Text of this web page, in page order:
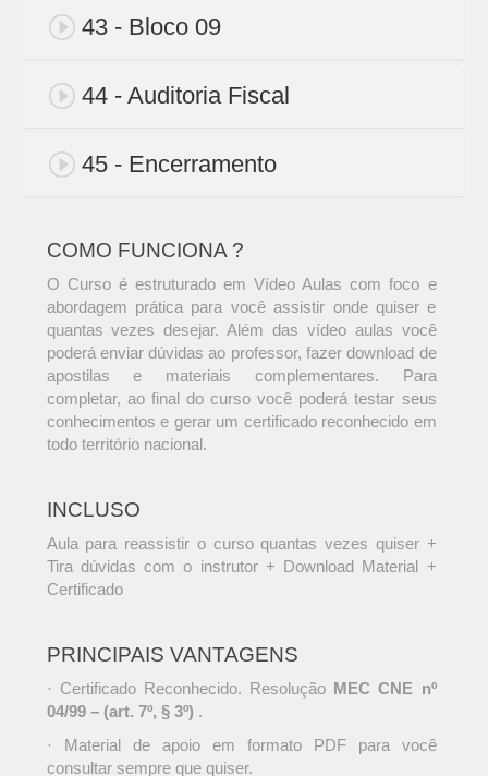
43 - Bloco 09
44 - Auditoria Fiscal
45 - Encerramento
COMO FUNCIONA ?
O Curso é estruturado em Vídeo Aulas com foco e
abordagem prática para você assistir onde quiser e
quantas vezes desejar. Além das vídeo aulas você
poderá enviar dúvidas ao professor, fazer download de
apostilas e materiais complementares. Para
completar, ao final do curso você poderá testar seus
conhecimentos e gerar um certificado reconhecido em
todo território nacional.
INCLUSO
Aula para reassistir o curso quantas vezes quiser +
Tira dúvidas com o instrutor + Download Material +
Certificado
PRINCIPAIS VANTAGENS
· Certificado Reconhecido. Resolução MEC CNE nº
04/99 – (art. 7º, § 3º) .
· Material de apoio em formato PDF para você
consultar sempre que quiser.